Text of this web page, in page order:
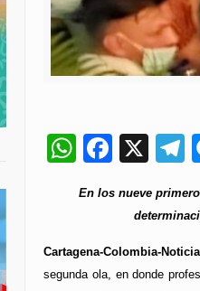
X
En los nueve
Cartagena-Colombia-
segunda ola, en donde